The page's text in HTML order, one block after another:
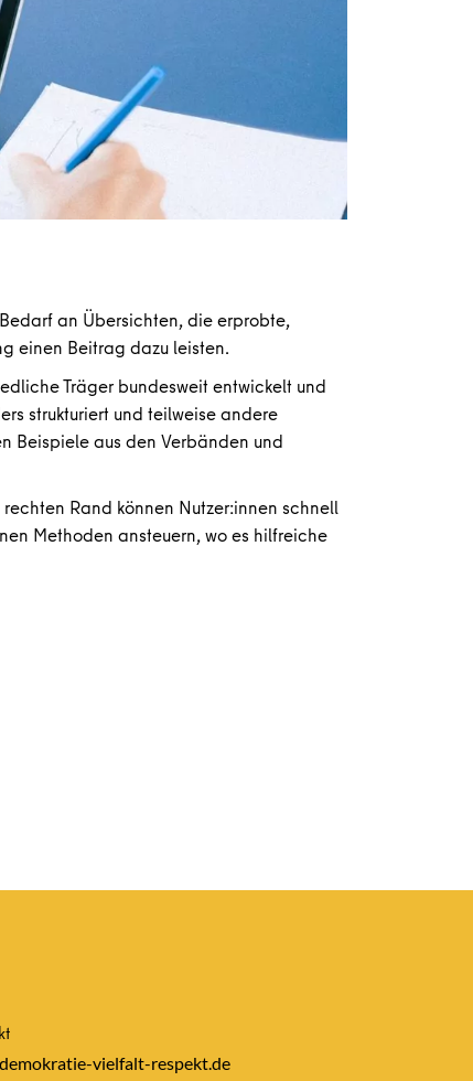
an Übersichten, die erprobte,
einen Beitrag dazu leisten.
Träger bundesweit entwickelt und
strukturiert und teilweise andere
Beispiele aus den Verbänden und
Rand können Nutzer:innen schnell
Methoden ansteuern, wo es hilfreiche
vielfalt-respekt.de